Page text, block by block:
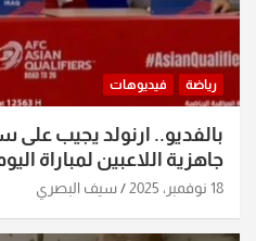
رياضة فيديوهات
بالفديو.. ارنولد يجيب
جاهزية اللاعبين لمباراة
18 نوفمبر، 2025 سيف البصري